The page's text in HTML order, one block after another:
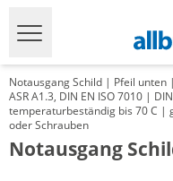
Notausgang Schild | Pfeil
ASR A1.3, DIN EN ISO 7010 |
temperaturbeständig bis 70 C |
oder Schrauben
Notausgang